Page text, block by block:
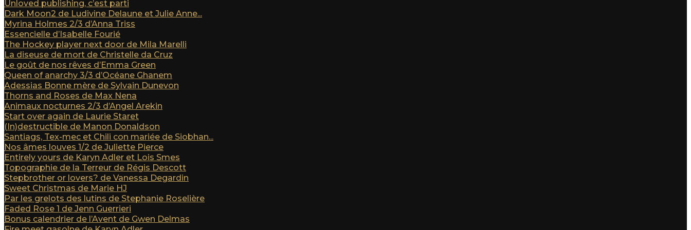
Unloved publishing, c’est parti
Dark Moon2 de Ludivine Delaune et Julie Anne...
Myrina Holmes 2/3 d’Anna Triss
Essencielle d’Isabelle Fourié
The Hockey player next door de Mila Marelli
La diseuse de mort de Christelle da Cruz
Le goût de nos rêves d’Emma Green
Queen of anarchy 3/3 d’Océane Ghanem
Adessias Bonne mère de Sylvain Dunevon
Thorns and Roses de Max Nena
Animaux nocturnes 2/3 d’Angel Arekin
Start over again de Laurie Staret
(In)destructible de Manon Donaldson
Santiags, Tex-mec et Chili con mariée de Siobhan...
Nos âmes louves 1/2 de Juliette Pierce
Entirely yours de Karyn Adler et Lois Smes
Topographie de la Terreur de Régis Descott
Stepbrother or lovers? de Vanessa Degardin
Sweet Christmas de Marie HJ
Par les grelots des lutins de Stephanie Roselière
Faded Rose 1 de Jenn Guerrieri
Bonus calendrier de l’Avent de Gwen Delmas